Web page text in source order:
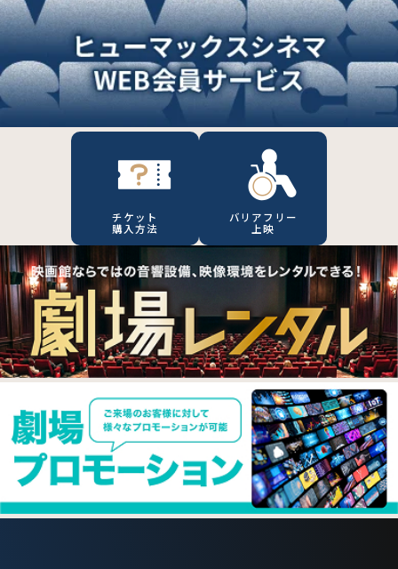
チケット
購入方法
バリアフリー
上映